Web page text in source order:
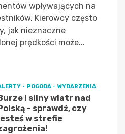
wpływających na
Kierowcy często
jak nieznaczne
prędkości może...
POGODA WYDARZENIA
i silny wiatr nad
– sprawdź, czy
w strefie